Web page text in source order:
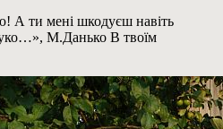
А ти мені шкодуєш навіть
М.Данько В твоїм